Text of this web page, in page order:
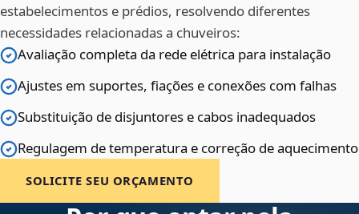
estabelecimentos e prédios, resolvendo diferentes
necessidades relacionadas a chuveiros:
Avaliação completa da rede elétrica para instalação
Ajustes em suportes, fiações e conexões com falhas
Substituição de disjuntores e cabos inadequados
Regulagem de temperatura e correção de aquecimento
SOLICITE SEU ORÇAMENTO